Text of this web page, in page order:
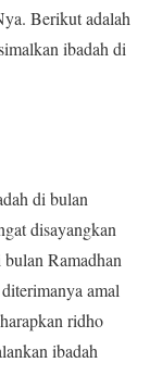
Berikut adalah
ibadah di
di bulan
disayangkan
Ramadhan
amal
ridho
ibadah